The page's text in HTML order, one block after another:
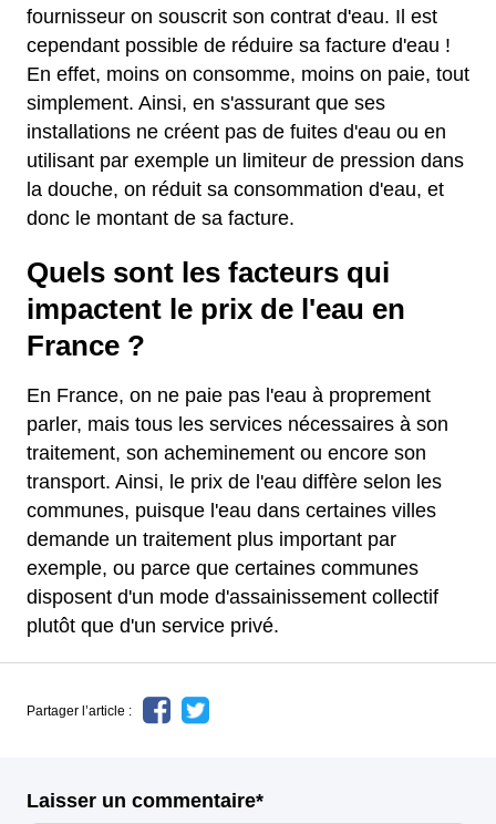
fournisseur on souscrit son contrat d'eau. Il est
cependant possible de réduire sa facture d'eau !
En effet, moins on consomme, moins on paie, tout
simplement. Ainsi, en s'assurant que ses
installations ne créent pas de fuites d'eau ou en
utilisant par exemple un limiteur de pression dans
la douche, on réduit sa consommation d'eau, et
donc le montant de sa facture.
Quels sont les facteurs qui
impactent le prix de l'eau en
France ?
En France, on ne paie pas l'eau à proprement
parler, mais tous les services nécessaires à son
traitement, son acheminement ou encore son
transport. Ainsi, le prix de l'eau diffère selon les
communes, puisque l'eau dans certaines villes
demande un traitement plus important par
exemple, ou parce que certaines communes
disposent d'un mode d'assainissement collectif
plutôt que d'un service privé.
Partager l’article :
Laisser un commentaire*